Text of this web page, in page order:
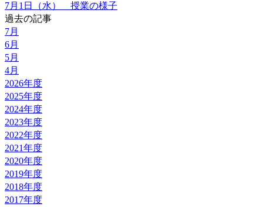
7月1日（水） 授業の様子
過去の記事
7月
6月
5月
4月
2026年度
2025年度
2024年度
2023年度
2022年度
2021年度
2020年度
2019年度
2018年度
2017年度